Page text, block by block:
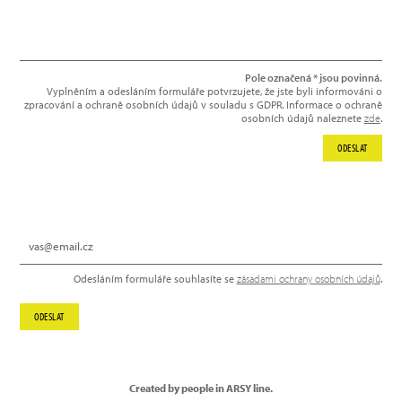
Odesláním formuláře souhlasíte se zásadami ochrany osobních údajů.
ODESLAT
Pole označená * jsou povinná.
Vyplněním a odesláním formuláře potvrzujete, že jste byli informováni o
zpracování a ochraně osobních údajů v souladu s GDPR. Informace o ochraně
osobních údajů naleznete zde.
ODESLAT
Created by people in ARSY line.